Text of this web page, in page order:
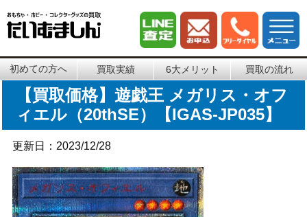
初めての方へ 買取実績 6大メリット 買取の流れ
【買取価格】遊戯王 メガリス・オフ
ィエル（20thSE）【IGAS-JP035】
更新日：2023/12/28